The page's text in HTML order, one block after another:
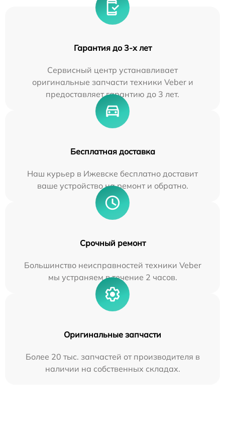
Гарантия до 3-х лет
Сервисный центр устанавливает
оригинальные запчасти техники Veber и
предоставляет гарантию до 3 лет.
Бесплатная доставка
Наш курьер в Ижевске бесплатно доставит
ваше устройство на ремонт и обратно.
Срочный ремонт
Большинство неисправностей техники Veber
мы устраняем в течение 2 часов.
Оригинальные запчасти
Более 20 тыс. запчастей от производителя в
наличии на собственных складах.